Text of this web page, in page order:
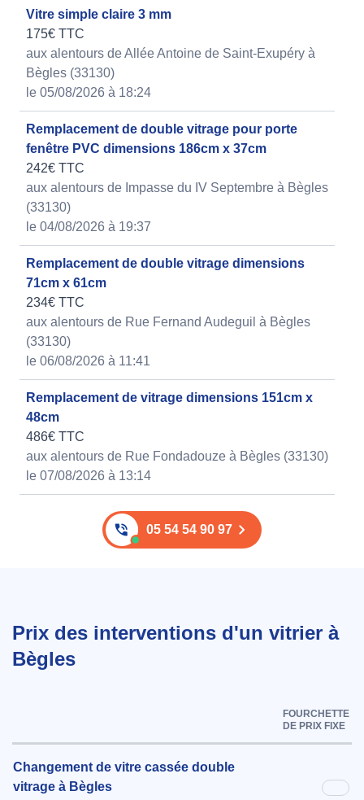
Vitre simple claire 3 mm
175€ TTC
aux alentours de Allée Antoine de Saint-Exupéry à
Bègles (33130)
le 05/08/2026 à 18:24
Remplacement de double vitrage pour porte
fenêtre PVC dimensions 186cm x 37cm
242€ TTC
aux alentours de Impasse du IV Septembre à Bègles
(33130)
le 04/08/2026 à 19:37
Remplacement de double vitrage dimensions
71cm x 61cm
234€ TTC
aux alentours de Rue Fernand Audeguil à Bègles
(33130)
le 06/08/2026 à 11:41
Remplacement de vitrage dimensions 151cm x
48cm
486€ TTC
aux alentours de Rue Fondadouze à Bègles (33130)
le 07/08/2026 à 13:14
05 54 54 90 97
Prix des interventions d'un vitrier à
Bègles
FOURCHETTE
DE PRIX FIXE
Changement de vitre cassée double
vitrage à Bègles